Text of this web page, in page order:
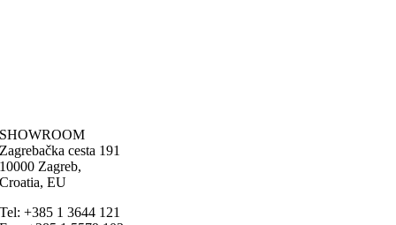
SHOWROOM
Zagrebačka cesta 191
10000 Zagreb,
Croatia, EU
Tel: +385 1 3644 121